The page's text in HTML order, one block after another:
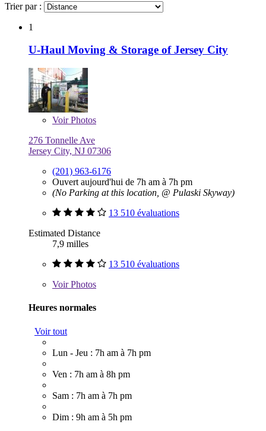
Trier par :
1
U-Haul Moving & Storage of Jersey City
VoirPhotos
276 Tonnelle Ave
Jersey City, NJ 07306
(201) 963-6176
Ouvert aujourd'hui de 7h am à 7h pm
(No Parking at this location, @ Pulaski Skyway)
13 510 évaluations
Estimated Distance
7,9 milles
13 510 évaluations
VoirPhotos
Heures normales
Voir tout
Lun - Jeu : 7h am à 7h pm
Ven : 7h am à 8h pm
Sam : 7h am à 7h pm
Dim : 9h am à 5h pm